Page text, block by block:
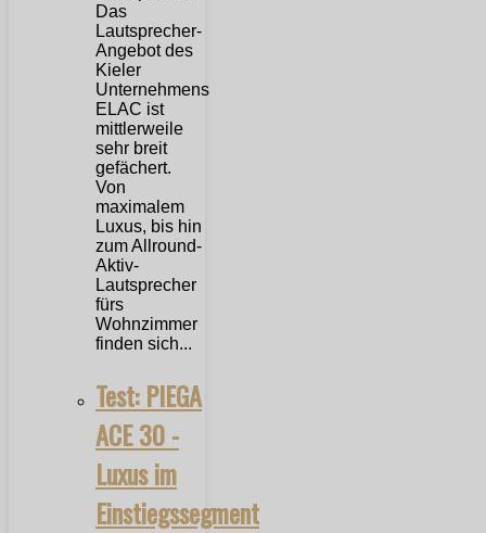
Das
Lautsprecher-
Angebot des
Kieler
Unternehmens
ELAC ist
mittlerweile
sehr breit
gefächert.
Von
maximalem
Luxus, bis hin
zum Allround-
Aktiv-
Lautsprecher
fürs
Wohnzimmer
finden sich...
Test: PIEGA
ACE 30 -
Luxus im
Einstiegssegment